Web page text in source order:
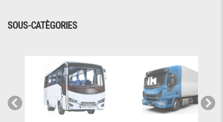
SOUS-CATÈGORIES